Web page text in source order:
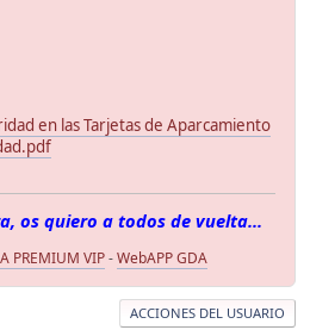
en las Tarjetas de Aparcamiento
os quiero a todos de vuelta...
PREMIUM VIP-WebAPP GDA
ACCIONES DEL USUARIO